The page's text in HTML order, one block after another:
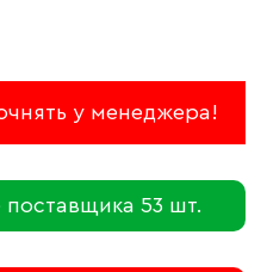
у менеджера!
поставщика 53 шт.